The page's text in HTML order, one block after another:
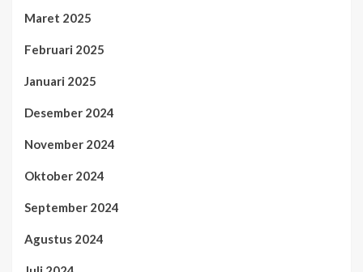
Maret 2025
Februari 2025
Januari 2025
Desember 2024
November 2024
Oktober 2024
September 2024
Agustus 2024